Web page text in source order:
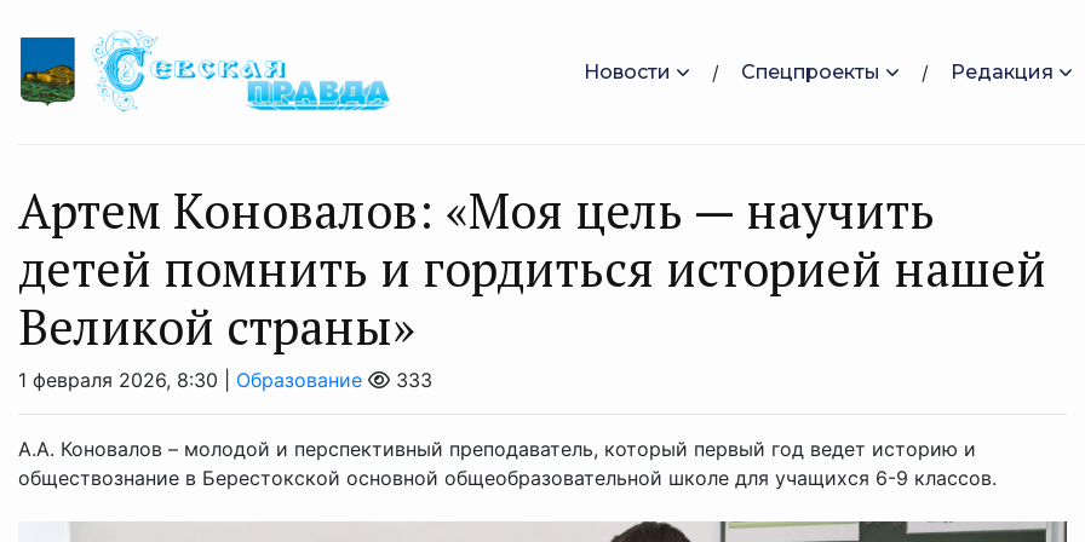
Новости Спецпроекты Редакция
Артем Коновалов: «Моя цель — научить
детей помнить и гордиться историей нашей
Великой страны»
1 февраля 2026, 8:30 | Образование 333
А.А. Коновалов – молодой и перспективный преподаватель, который первый год ведет историю и
обществознание в Берестокской основной общеобразовательной школе для учащихся 6-9 классов.